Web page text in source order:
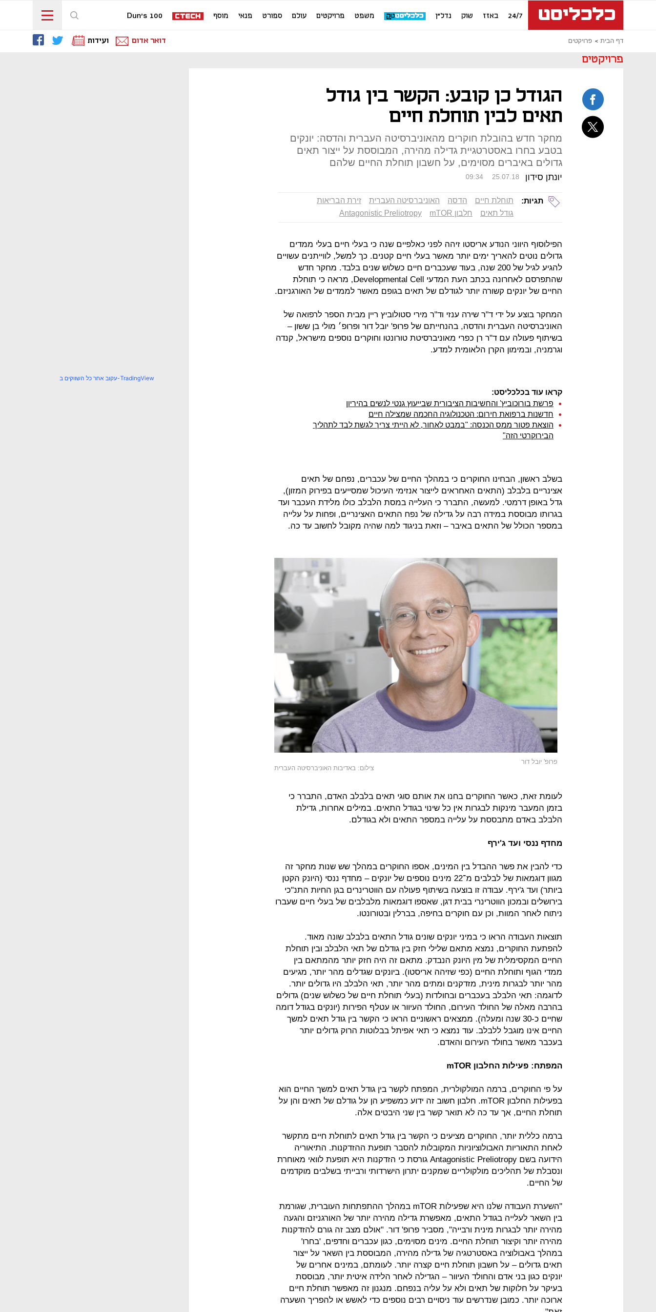
24/7 באזז שוק נדל"ן משפט פרויקטים עולם ספורט פנאי מוסף Dun's 100
דף הבית פרויקטים דואר אדום ועידות
פרויקטים
הגודל כן קובע: הקשר בין גודל
תאים לבין תוחלת חיים
מחקר חדש בהובלת חוקרים מהאוניברסיטה העברית והדסה: יונקים
בטבע בחרו באסטרטגיית גדילה מהירה, המבוססת על ייצור תאים
גדולים באיברים מסוימים, על חשבון תוחלת החיים שלהם
יונתן סידון 09:34 25.07.18
תגיות: תוחלת חיים הדסה האוניברסיטה העברית
זירת הבריאות
גודל תאים
חלבון mTOR Antagonistic Preliotropy
הפילוסוף היווני הנודע אריסטו זיהה לפני כאלפיים שנה כי בעלי חיים בעלי ממדים
גדולים נוטים להאריך ימים יותר מאשר בעלי חיים קטנים. כך למשל, לווייתנים עשויים
להגיע לגיל של 200 שנה, בעוד שעכברים חיים כשלוש שנים בלבד. מחקר חדש
שהתפרסם לאחרונה בכתב העת המדעי Developmental Cell, מראה כי תוחלת
החיים של יונקים קשורה יותר לגודלם של תאים בגופם מאשר לממדים של האורגניזם.
המחקר בוצע על ידי ד"ר שירה ענזי וד"ר מירי סטולוביץ ריין מבית הספר לרפואה של
האוניברסיטה העברית והדסה, בהנחייתם של פרופ' יובל דור ופרופ׳ מולי בן ששון –
בשיתוף פעולה עם ד"ר רן כפרי מאוניברסיטת טורונטו וחוקרים נוספים מישראל, קנדה
וגרמניה, ובמימון הקרן הלאומית למדע.
קראו עוד בכלכליסט:
פרשת בורוכוביץ' והחשיבות הציבורית שבייעוץ גנטי לנשים בהיריון
חדשנות ברפואת חירום: הטכנולוגיה החכמה שמצילה חיים
הוצאת פטור ממס הכנסה: "במבט לאחור, לא הייתי צריך לגשת לבד לתהליך
הבירוקרטי הזה"
בשלב ראשון, הבחינו החוקרים כי במהלך החיים של עכברים, נפחם של תאים
אצינריים בלבלב (התאים האחראים לייצור אנזימי העיכול שמסייעים בפירוק המזון),
גדל באופן דרמטי. למעשה, התברר כי העלייה במסת הלבלב כולו מלידת העכבר ועד
בגרותו מבוססת במידה רבה על גדילה של נפח התאים האצינריים, ופחות על עלייה
במספר הכולל של התאים באיבר – וזאת בניגוד למה שהיה מקובל לחשוב עד כה.
פרופ' יובל דור
צילום: באדיבות האוניברסיטה העברית
לעומת זאת, כאשר החוקרים בחנו את אותם סוגי תאים בלבלב האדם, התברר כי
בזמן המעבר מינקות לבגרות אין כל שינוי בגודל התאים. במילים אחרות, גדילת
הלבלב באדם מתבססת על עלייה במספר התאים ולא בגודלם.
מחדף ננסי ועד ג'ירף
כדי להבין את פשר ההבדל בין המינים, אספו החוקרים במהלך שש שנות מחקר זה
מגוון דוגמאות של לבלבים מ־22 מינים נוספים של יונקים – מחדף ננסי (היונק הקטן
ביותר) ועד ג'ירף. עבודה זו בוצעה בשיתוף פעולה עם הווטרינרים בגן החיות התנ"כי
בירושלים ובמכון הווטרינרי בבית דגן, שאספו דוגמאות מלבלבים של בעלי חיים שעברו
ניתוח לאחר המוות, וכן עם חוקרים בחיפה, בברלין ובטורונטו.
תוצאות העבודה הראו כי במיני יונקים שונים גודל התאים בלבלב שונה מאוד.
להפתעת החוקרים, נמצא מתאם שלילי חזק בין גודלם של תאי הלבלב ובין תוחלת
החיים המקסימלית של מין היונק הנבדק. מתאם זה היה חזק יותר מהמתאם בין
ממדי הגוף ותוחלת החיים (כפי שזיהה אריסטו). ביונקים שגדלים מהר יותר, מגיעים
מהר יותר לבגרות מינית, מזדקנים ומתים מהר יותר, תאי הלבלב היו גדולים יותר.
לדוגמה: תאי הלבלב בעכברים ובחולדות (בעלי תוחלת חיים של כשלוש שנים) גדולים
בהרבה מאלה של החולד העירום, החולד העיוור או עטלף הפירות (יונקים בגודל דומה
שחיים כ-30 שנה ומעלה). ממצאים ראשוניים הראו כי הקשר בין גודל תאים למשך
החיים אינו מוגבל ללבלב. עוד נמצא כי תאי אפיתל בבלוטות הרוק גדולים יותר
בעכבר מאשר בחולד העירום והאדם.
המפתח: פעילות החלבון mTOR
על פי החוקרים, ברמה המולקולרית, המפתח לקשר בין גודל תאים למשך החיים הוא
בפעילות החלבון mTOR. חלבון חשוב זה ידוע כמשפיע הן על גודלם של תאים והן על
תוחלת החיים, אך עד כה לא תואר קשר בין שני היבטים אלה.
ברמה כללית יותר, החוקרים מציעים כי הקשר בין גודל תאים לתוחלת חיים מתקשר
לאחת התאוריות האבולוציוניות המקובלות להסבר תופעת ההזדקנות. התיאוריה
הידועה בשם Antagonistic Preliotropy גורסת כי הזדקנות היא תופעת לוואי מאוחרת
ונסבלת של תהליכים מולקולריים שמקנים יתרון הישרדותי ורבייתי בשלבים מוקדמים
של החיים.
"השערת העבודה שלנו היא שפעילות mTOR במהלך ההתפתחות העוברית, שגורמת
בין השאר לעלייה בגודל התאים, מאפשרת גדילה מהירה יותר של האורגניזם והגעה
מהירה יותר לבגרות מינית ורבייה", מסביר פרופ' דור. "אולם מצב זה גורם להזדקנות
מהירה יותר וקיצור תוחלת החיים. מינים מסוימים, כגון עכברים וחדפים, 'בחרו'
במהלך באבולוציה באסטרטגיה של גדילה מהירה, המבוססת בין השאר על ייצור
תאים גדולים – על חשבון תוחלת חיים קצרה יותר. לעומתם, במינים אחרים של
יונקים כגון בני אדם והחולד העיוור – הגדילה לאחר הלידה איטית יותר, מבוססת
בעיקר על חלוקות של תאים ולא על עליה בנפחם. מנגנון זה מאפשר תוחלת חיים
ארוכה יותר. כמובן שנדרשים עוד ניסויים רבים נוספים כדי לאשש או להפריך השערה
עקוב אחר כל השווקים ב-TradingView